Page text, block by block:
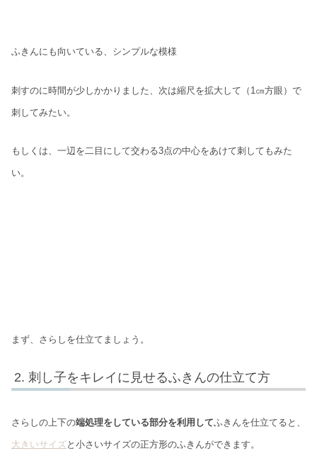
ふきんにも向いている、シンプルな模様
刺すのに時間が少しかかりました、次は縮尺を拡大して（1㎝方眼）で
刺してみたい。
もしくは、一辺を二目にして交わる3点の中心をあけて刺してもみた
い。
まず、さらしを仕立てましょう。
刺し子をキレイに見せるふきんの仕立て方
さらしの上下の端処理をしている部分を利用してふきんを仕立てると、
大きいサイズと小さいサイズの正方形のふきんができます。